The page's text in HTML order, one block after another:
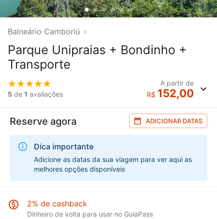
Balneário Camboriú ›
Parque Unipraias + Bondinho +
Transporte
5 de 1 avaliações
A partir de
R$ 152,00
Reserve agora ADICIONAR DATAS
Dica importante
Adicione as datas da sua viagem para ver aqui as
melhores opções disponíveis
2% de cashback
Dinheiro de volta para usar no GuiaPass